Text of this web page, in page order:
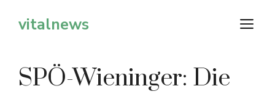
Inhaltvitalnews
SPÖ-Wieninger: Die